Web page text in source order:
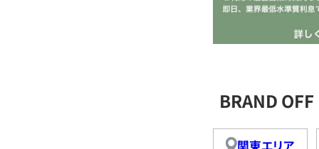
BRAND
関東エリア